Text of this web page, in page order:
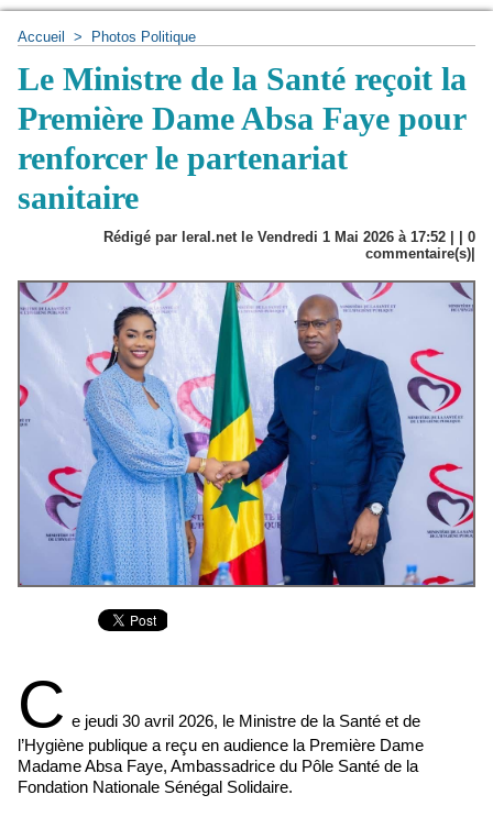
Accueil > Photos Politique
Le Ministre de la Santé reçoit la
Première Dame Absa Faye pour
renforcer le partenariat
sanitaire
Rédigé par leral.net le Vendredi 1 Mai 2026 à 17:52 | | 0
commentaire(s)|
C e jeudi 30 avril 2026, le Ministre de la Santé et de
l’Hygiène publique a reçu en audience la Première Dame
Madame Absa Faye, Ambassadrice du Pôle Santé de la
Fondation Nationale Sénégal Solidaire.